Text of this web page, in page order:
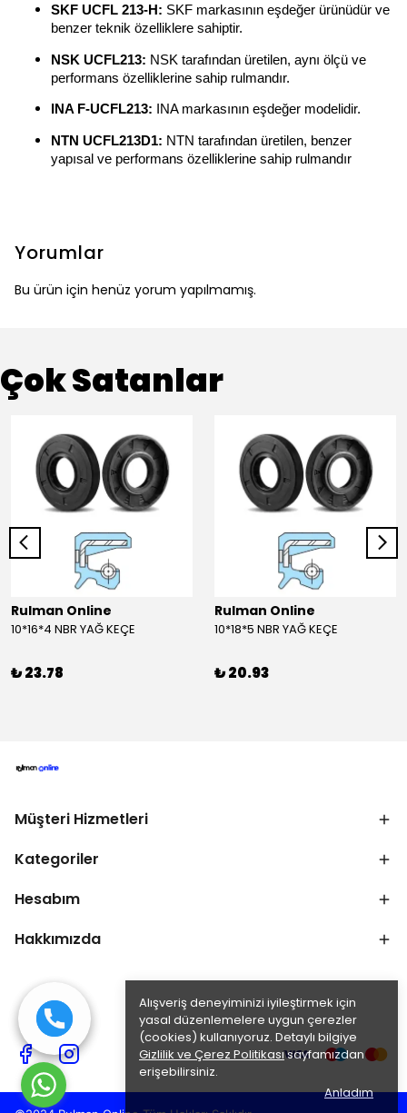
Alışveriş deneyiminizi iyileştirmek için
yasal düzenlemelere uygun çerezler
(cookies) kullanıyoruz. Detaylı bilgiye
Gizlilik ve Çerez Politikasısayfamızdan
erişebilirsiniz.
Anladım
SKF UCFL 213-H: SKF markasının eşdeğer ürünüdür ve
benzer teknik özelliklere sahiptir.
NSK UCFL213: NSK tarafından üretilen, aynı ölçü ve
performans özelliklerine sahip rulmandır.
INA F-UCFL213: INA markasının eşdeğer modelidir.
NTN UCFL213D1: NTN tarafından üretilen, benzer
yapısal ve performans özelliklerine sahip rulmandır
Yorumlar
Bu ürün için henüz yorum yapılmamış.
Çok Satanlar
Rulman Online
10*16*4 NBR YAĞ KEÇE
₺ 23.78
Rulman Online
10*18*5 NBR YAĞ KEÇE
₺ 20.93
Müşteri Hizmetleri
Kategoriler
Hesabım
Hakkımızda